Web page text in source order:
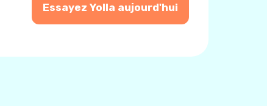
Essayez Yolla aujourd'hui